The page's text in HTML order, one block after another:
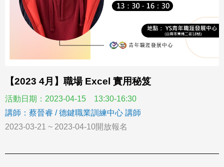
【2023 4月】職場 Excel 實用秘笈
活動日期：2023-04-15 13:30-16:30
講師：蔡晉睿 / 德鍵職業訓練中心 講師
2023-03-21 ~ 2023-04-10開放報名